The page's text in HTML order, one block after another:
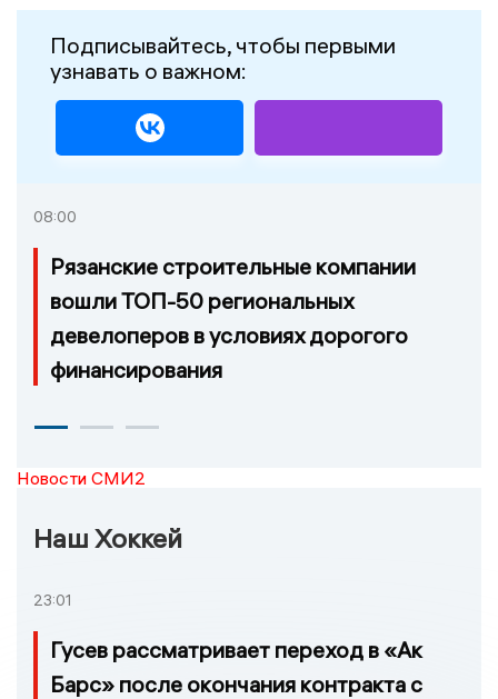
Подписывайтесь, чтобы первыми
узнавать о важном:
08:00
Рязанские строительные компании
вошли ТОП-50 региональных
девелоперов в условиях дорогого
финансирования
Новости СМИ2
Наш Хоккей
23:01
Гусев рассматривает переход в «Ак
Барс» после окончания контракта с